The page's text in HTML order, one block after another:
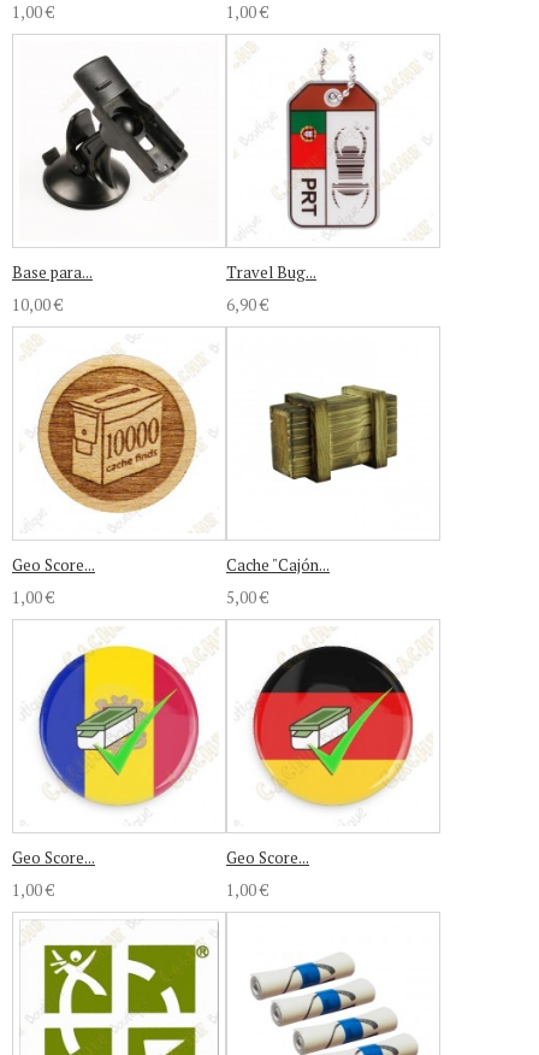
1,00 €
1,00 €
Base para...
10,00 €
Travel Bug...
6,90 €
Geo Score...
1,00 €
Cache "Cajón...
5,00 €
Geo Score...
1,00 €
Geo Score...
1,00 €